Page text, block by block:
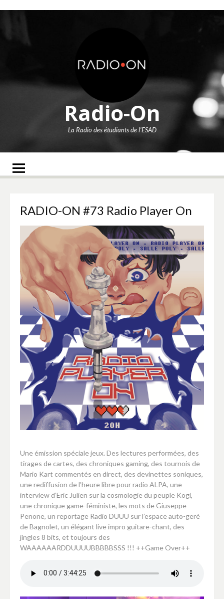
Radio-On
La Radio des étudiants de l'ESAD
RADIO-ON #73 Radio Player On
Une émission spéciale jeux. Des lectures performées, des
tirages de cartes, des chroniques gaming, des tournois de
Mario Kart commentés en direct, des devinettes soniques,
une rediffusion de l’heure libre pour radio ALPA, une
interview d’Eric Julien sur la cosmologie du peuple Kogi,
une chronique game-féministe, les mots de Giuseppe
Penone, un reportage Radio DUUU sur l’espace auto-geré
de Bagnolet, un élégant live impro guitare-chant, des
jingles 8 bits, et toujours des
WAAAAAARDDUUUUBBBBBSSS !!! ++Game Over++